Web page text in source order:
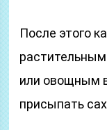
После этого
или овощным
присыпать